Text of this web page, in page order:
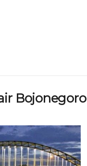
Bojonegoro